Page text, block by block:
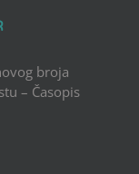
broja
– Časopis